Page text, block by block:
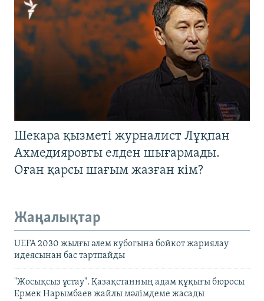
Шекара қызметі журналист Лұқпан
Ахмедияровты елден шығармады.
Оған қарсы шағым жазған кім?
Жаңалықтар
UEFA 2030 жылғы әлем кубогына бойкот жариялау
идеясынан бас тартпайды
"Жосықсыз ұстау". Қазақстанның адам құқығы бюросы
Ермек Нарымбаев жайлы мәлімдеме жасады